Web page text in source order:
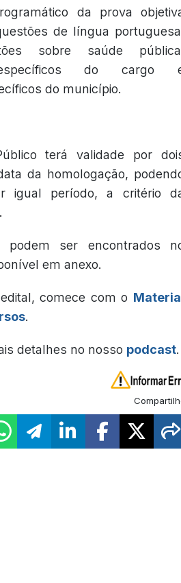
da prova
de língua
sobre saúde
específicos do cargo
do município.
terá validade por
da homologação,
igual período, a critério
podem ser encontrados
em anexo.
comece com o
.
detalhes no nosso podcast.